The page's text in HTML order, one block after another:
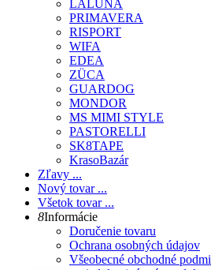
LALUNA
PRIMAVERA
RISPORT
WIFA
EDEA
ZÜCA
GUARDOG
MONDOR
MS MIMI STYLE
PASTORELLI
SK8TAPE
KrasoBazár
Zľavy ...
Nový tovar ...
Všetok tovar ...
8Informácie
Doručenie tovaru
Ochrana osobných údajov
Všeobecné obchodné